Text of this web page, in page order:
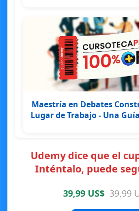
Maestría en Debates
Lugar de Trabajo - Una
Udemy dice que el
Inténtalo, puede
39,99 US$ 39,99